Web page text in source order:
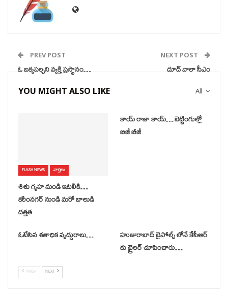
PREV POST
ఓ బక్కపల్చని వ్యక్తి ప్రస్థానం…
NEXT POST
దూద్ వాలా సీఎం
All
YOU MIGHT ALSO LIKE
FLASH NEWS వార్తలు
శిశు గృహ నుండి ఇటలీకి…
కరీంనగర్ నుండి మరో బాలుడి
దత్తత
కాయ్ రాజా కాయ్… బెట్టింగుల్లో
బిజీ బీజీ
ఓటేసిన శతాధిక వృద్దురాలు…
హుజురాబాద్ బైపోల్స్ లోనే కేసీఆర్
కు ట్రైలర్ చూపించారు…
PREV NEXT